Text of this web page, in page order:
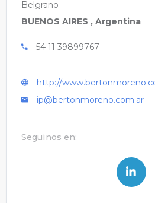
Belgrano
BUENOS AIRES , Argentina
54 11 39899767
http://
ip@bertonmoreno.com.ar
Seguinos en: